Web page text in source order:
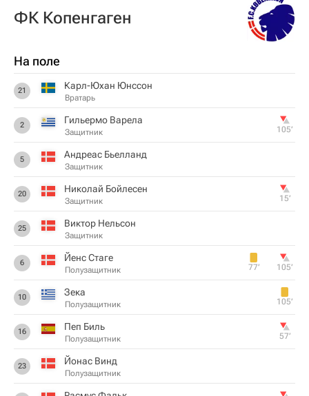
ФК Копенгаген
На поле
21 Карл-Юхан Юнссон
Вратарь
2 Гильермо Варела
Защитник 105‎’‎
5 Андреас Бьелланд
Защитник
20 Николай Бойлесен
Защитник 15‎’‎
25 Виктор Нельсон
Защитник
6 Йенс Стаге
Полузащитник 77‎’‎ 105‎’‎
10 Зека
Полузащитник 105‎’‎
16 Пеп Биль
Полузащитник 57‎’‎
23 Йонас Винд
Полузащитник